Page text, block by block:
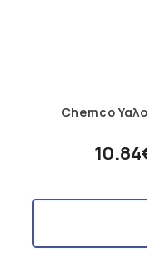
Chemco